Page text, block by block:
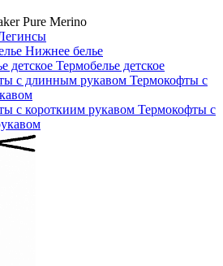
Pure Merino
Нижнее белье
Термобелье детское
Термокофты с
Термокофты с